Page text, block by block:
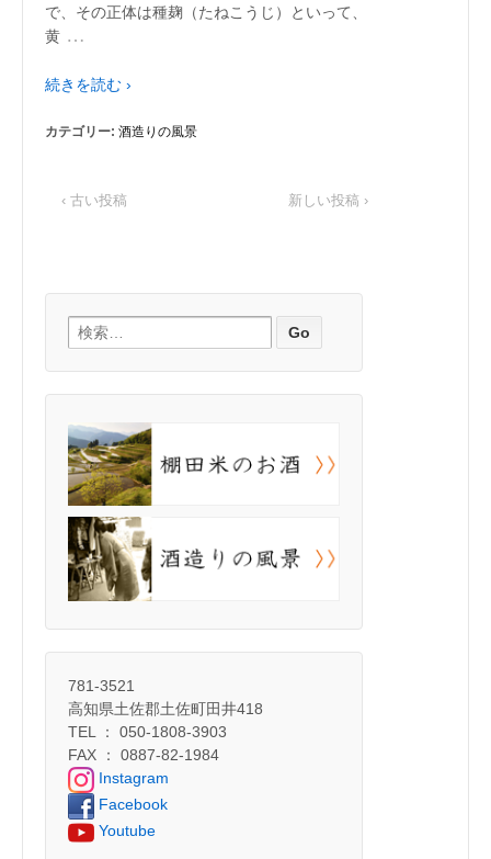
で、その正体は種麹（たねこうじ）といって、
黄 …
続きを読む ›
カテゴリー: 酒造りの風景
‹ 古い投稿 新しい投稿 ›
検索:
781-3521
高知県土佐郡土佐町田井418
TEL ： 050-1808-3903
FAX ： 0887-82-1984
Instagram
Facebook
Youtube